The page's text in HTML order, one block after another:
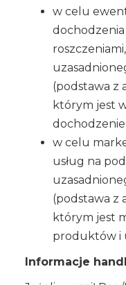
w celu
(podstawa z
którym jest
w celu
usług na
(podstawa z
którym jest
produktów i
Informacje